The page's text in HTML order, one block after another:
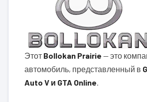
Этот Bollokan Prairie — это
автомобиль, представленный в
Auto V и GTA Online.